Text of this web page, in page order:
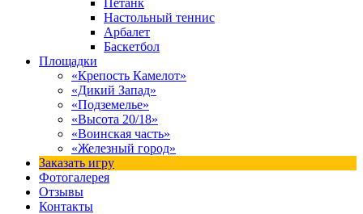
Петанк
Настольный теннис
Арбалет
Баскетбол
Площадки
«Крепость Камелот»
«Дикий Запад»
«Подземелье»
«Высота 20/18»
«Воинская часть»
«Железный город»
Заказать игру
Фотогалерея
Отзывы
Контакты